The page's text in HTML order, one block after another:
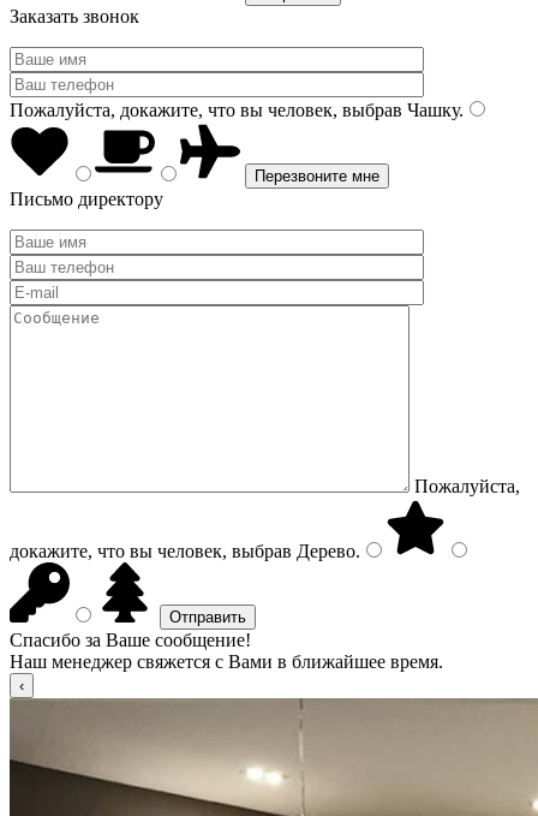
Заказать звонок
Пожалуйста, докажите, что вы человек, выбрав Чашку.
Письмо директору
Пожалуйста,
докажите, что вы человек, выбрав Дерево.
Спасибо за Ваше сообщение!
Наш менеджер свяжется с Вами в ближайшее время.